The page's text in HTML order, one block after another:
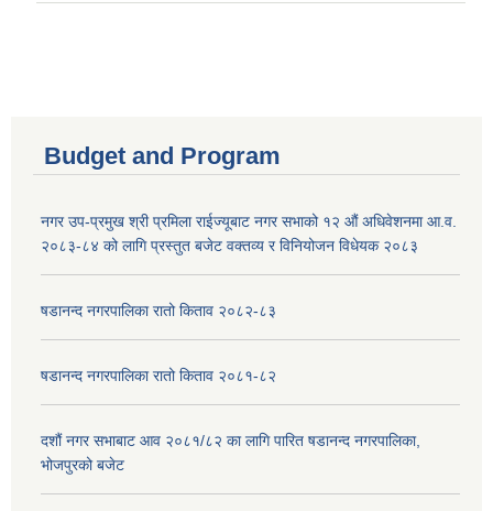
Budget and Program
नगर उप-प्रमुख श्री प्रमिला राईज्यूबाट नगर सभाको १२ ‍औं अधिवेशनमा आ.व.
२०८३-८४ को लागि प्रस्तुत बजेट वक्तव्य र विनियोजन विधेयक २०८३
षडानन्द नगरपालिका रातो किताव २०८२-८३
षडानन्द नगरपालिका रातो किताव २०८१-८२
दशौं नगर सभाबाट आव २०८१/८२ का लागि पारित षडानन्द नगरपालिका,
भोजपुरको बजेट